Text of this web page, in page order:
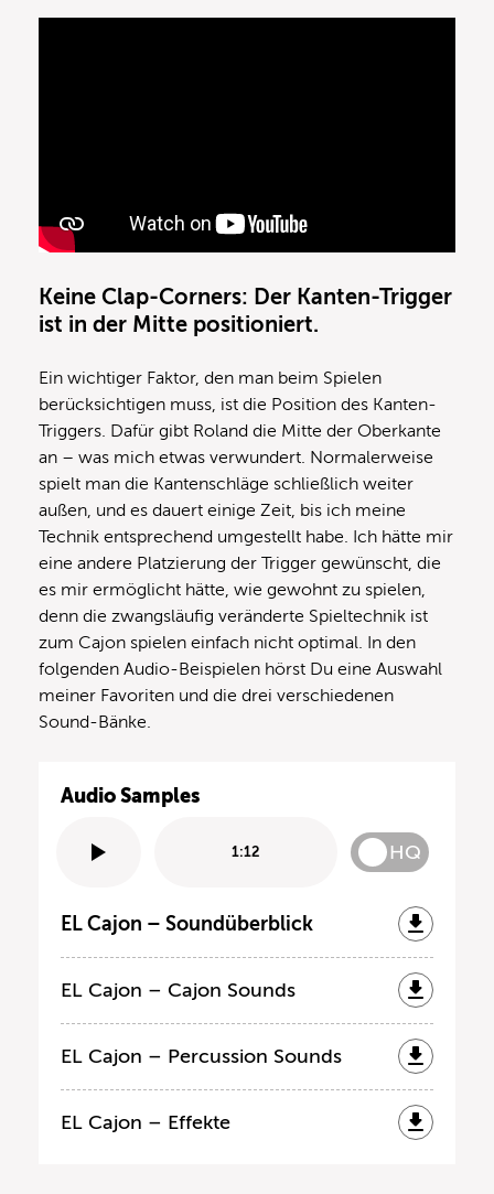
Keine Clap-Corners: Der Kanten-Trigger
ist in der Mitte positioniert.
Ein wichtiger Faktor, den man beim Spielen
berücksichtigen muss, ist die Position des Kanten-
Triggers. Dafür gibt Roland die Mitte der Oberkante
an – was mich etwas verwundert. Normalerweise
spielt man die Kantenschläge schließlich weiter
außen, und es dauert einige Zeit, bis ich meine
Technik entsprechend umgestellt habe. Ich hätte mir
eine andere Platzierung der Trigger gewünscht, die
es mir ermöglicht hätte, wie gewohnt zu spielen,
denn die zwangsläufig veränderte Spieltechnik ist
zum Cajon spielen einfach nicht optimal. In den
folgenden Audio-Beispielen hörst Du eine Auswahl
meiner Favoriten und die drei verschiedenen
Sound-Bänke.
Audio Samples
1:12 HQ
EL Cajon – Soundüberblick
EL Cajon – Cajon Sounds
EL Cajon – Percussion Sounds
EL Cajon – Effekte